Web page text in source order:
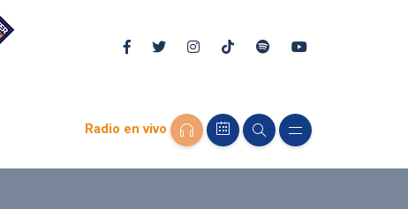
Radio en vivo